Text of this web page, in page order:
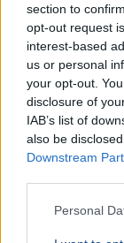
section to
opt-out request
interest-based
us or personal
your opt-out.
disclosure of
IAB’s list of
also be
Downstream
Personal
Magyar Péter
Magyar Péter
köztársasági
kedden
BELFÖLD 2026.
Online
közmédia